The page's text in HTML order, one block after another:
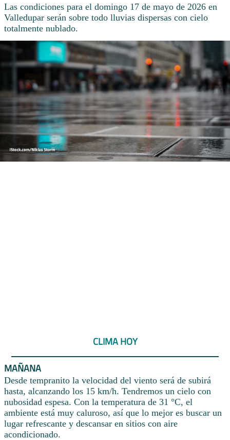
Las condiciones para el domingo 17 de mayo de 2026 en
Valledupar serán sobre todo lluvias dispersas con cielo
totalmente nublado.
CLIMA HOY
MAÑANA
Desde tempranito la velocidad del viento será de subirá
hasta, alcanzando los 15 km/h. Tendremos un cielo con
nubosidad espesa. Con la temperatura de 31 °C, el
ambiente está muy caluroso, así que lo mejor es buscar un
lugar refrescante y descansar en sitios con aire
acondicionado.